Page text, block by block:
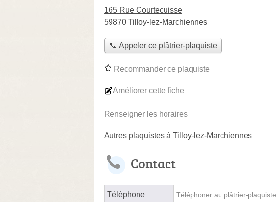
165 Rue Courtecuisse
59870 Tilloy-lez-Marchiennes
📞 Appeler ce plâtrier-plaquiste
Recommander ce plaquiste
Améliorer cette fiche
Renseigner les horaires
Autres plaquistes à Tilloy-lez-Marchiennes
Contact
Téléphone Téléphoner au plâtrier-plaquiste